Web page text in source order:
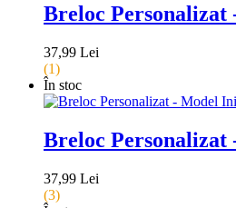
Breloc
37,99 Lei
(1)
În stoc
Breloc Personalizat
37,99 Lei
(3)